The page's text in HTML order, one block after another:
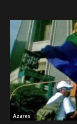
Azares